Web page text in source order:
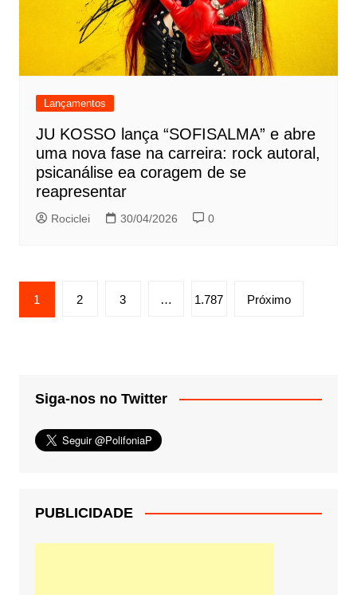
Lançamentos
JU KOSSO lança “SOFISALMA” e abre
uma nova fase na carreira: rock autoral,
psicanálise ea coragem de se
reapresentar
Rociclei 30/04/2026 0
Paginação
de
1 2 3 … 1.787 Próximo
Siga-nos no Twitter
PUBLICIDADE